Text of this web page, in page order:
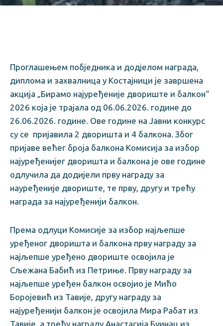
Проглашењем побједника и додјелом награда,
диплома и захвалница у Костајници је завршена
акција „Бирамо најуређеније двориште и балкон“
2026 која је трајала од 06.06.2026. године до
26.06.2026. године. Ове године на Јавни конкурс
су се пријавила 2 дворишта и 4 балкона. Због
пријаве већег броја балкона Комисија за избор
најуређенијег дворишта и балкона је ове године
одлучила да додијели прву награду за
науређеније двориште, те прву, другу и трећу
награда за најуређенији балкон.
Према одлуци Комисије за избор најљепше
уређеног дворишта и балкона прву награду за
најљепше уређено двориште освојила је
Сљежана Бабић из Петриње. Прву награду за
најљепше уређен балкон освојио је Мићо
Боројевић из Тавије, другу награду за
најуређенији балкон је освојила Мира Рабат из
Тавије, а трећу награду Анастасија Буинац из